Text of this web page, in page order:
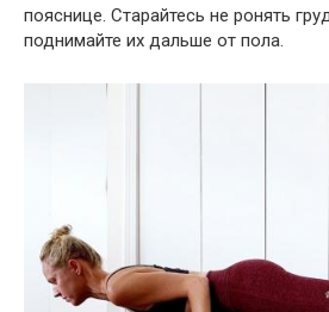
пояснице. Старайтесь не ронять
поднимайте их дальше от пола.